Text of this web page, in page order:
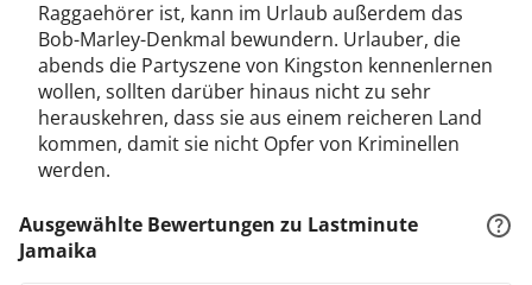
Raggaehörer ist, kann im Urlaub außerdem das
Bob-Marley-Denkmal bewundern. Urlauber, die
abends die Partyszene von Kingston kennenlernen
wollen, sollten darüber hinaus nicht zu sehr
herauskehren, dass sie aus einem reicheren Land
kommen, damit sie nicht Opfer von Kriminellen
werden.
Ausgewählte Bewertungen zu Lastminute
Jamaika